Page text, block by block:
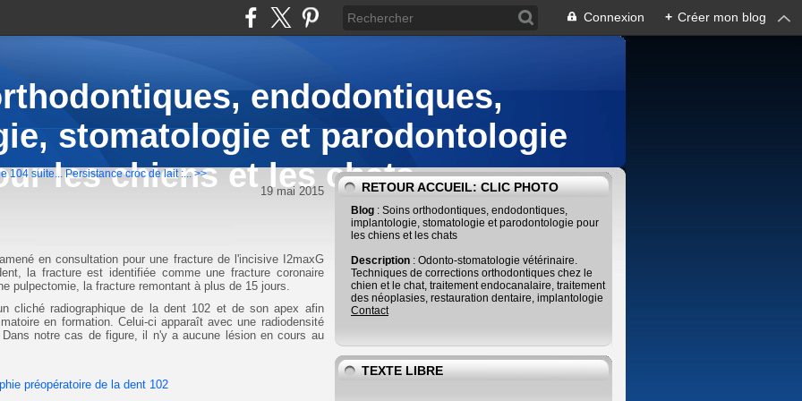
Connexion + Créer mon blog
endodontiques,
stomatologie et parodontologie
les chiens et les chats
104 suite... Persistance croc de lait :... >>
19 mai 2015
en consultation pour une fracture de l'incisive I2maxG
la fracture est identifiée comme une fracture coronaire
pulpectomie, la fracture remontant à plus de 15 jours.
cliché radiographique de la dent 102 et de son apex afin
en formation. Celui-ci apparaît avec une radiodensité
notre cas de figure, il n'y a aucune lésion en cours au
RETOUR ACCUEIL: CLIC PHOTO
Blog : Soins orthodontiques, endodontiques,
implantologie, stomatologie et parodontologie pour
les chiens et les chats
Description : Odonto-stomatologie vétérinaire.
Techniques de corrections orthodontiques chez le
chien et le chat, traitement endocanalaire, traitement
des néoplasies, restauration dentaire, implantologie
Contact
TEXTE LIBRE